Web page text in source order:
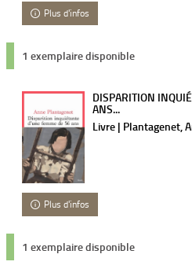
Plus d'infos
1 exemplaire disponible
DISPARITION
ANS...
Livre | Plantagenet,
Plus d'infos
1 exemplaire disponible